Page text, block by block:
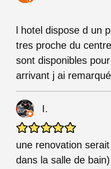
l hotel dispose d un
tres proche du
sont disponibles
arrivant j ai
I.
une renovation
dans la salle de